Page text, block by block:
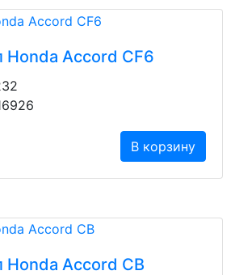
Honda Accord CF6
В корзину
Honda Accord CB